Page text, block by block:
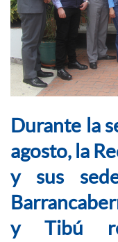
Durante la
agosto, la
y sus
y Tibú